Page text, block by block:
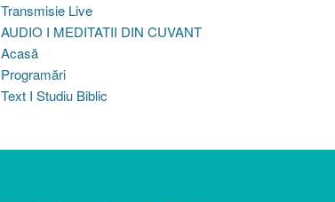
Transmisie Live
AUDIO I MEDITATII DIN CUVANT
Acasă
Programări
Text I Studiu Biblic